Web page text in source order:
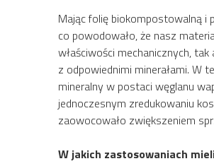
Mając folię biokompostowalną
co powodowało, że nasz
właściwości mechanicznych,
z odpowiednimi minerałami. W
mineralny w postaci węglanu
jednoczesnym zredukowaniu
zaowocowało zwiększeniem
W jakich zastosowaniach